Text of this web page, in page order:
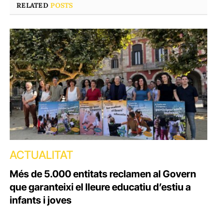
RELATEDPOSTS
ACTUALITAT
Més de 5.000 entitats reclamen al Govern
que garanteixi el lleure educatiu d’estiu a
infants i joves